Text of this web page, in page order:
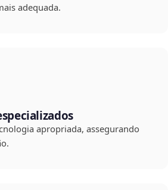
adequada.
apropriada, assegurando